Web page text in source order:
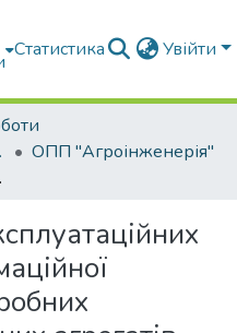
Статистика Увійти
ОПП "Агроінженерія"
агрегатів